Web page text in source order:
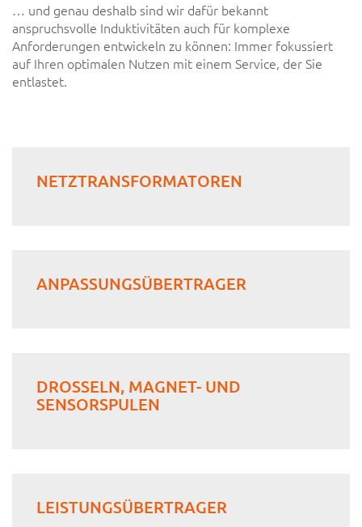
… und genau deshalb sind wir dafür bekannt
anspruchsvolle Induktivitäten auch für komplexe
Anforderungen entwickeln zu können: Immer fokussiert
auf Ihren optimalen Nutzen mit einem Service, der Sie
entlastet.
NETZTRANSFORMATOREN
ANPASSUNGSÜBERTRAGER
DROSSELN, MAGNET- UND
SENSORSPULEN
LEISTUNGSÜBERTRAGER